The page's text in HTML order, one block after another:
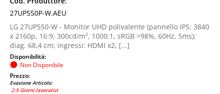
27UP550P-W.AEU
LG 27UP550-W - Monitor UHD polivalente (pannello IPS: 3840
x 2160p, 16:9, 300cd/m², 1000:1, sRGB >98%, 60Hz, 5ms);
diag. 68,4 cm; ingressi: HDMI x2, [...]
Disponibilità:
Non Disponibile
Prezzo:
Evasione Articolo:
2-5 Giorni lavorativi